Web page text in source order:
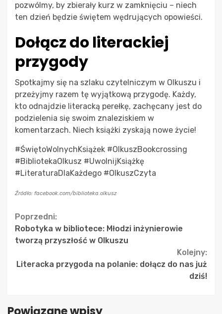
pozwólmy, by zbierały kurz w zamknięciu – niech
ten dzień będzie świętem wędrujących opowieści.
Dołącz do literackiej
przygody
Spotkajmy się na szlaku czytelniczym w Olkuszu i
przeżyjmy razem tę wyjątkową przygodę. Każdy,
kto odnajdzie literacką perełkę, zachęcany jest do
podzielenia się swoim znaleziskiem w
komentarzach. Niech książki zyskają nowe życie!
#ŚwiętoWolnychKsiążek #OlkuszBookcrossing
#BibliotekaOlkusz #UwolnijKsiążkę
#LiteraturaDlaKażdego #OlkuszCzyta
Źródło: facebook.com/biblioteka.olkusz
Continue
Reading
Poprzedni:
Robotyka w bibliotece: Młodzi inżynierowie
tworzą przyszłość w Olkuszu
Kolejny:
Literacka przygoda na polanie: dołącz do nas już
dziś!